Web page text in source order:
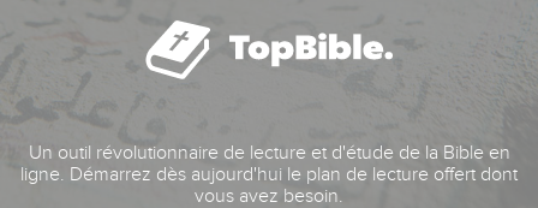
Un outil révolutionnaire de lecture et d'étude de la Bible en
ligne. Démarrez dès aujourd'hui le plan de lecture offert dont
vous avez besoin.